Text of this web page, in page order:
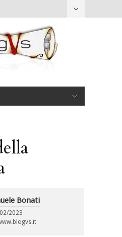
Bonati
2023